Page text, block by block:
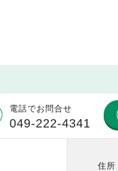
電話でお問合せ
049-222-4341
住所